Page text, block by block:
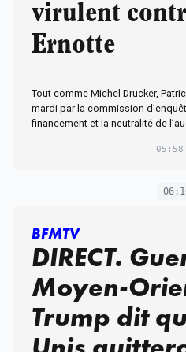
virulent
Ernotte
Tout comme Michel Drucker,
mardi par la commission
financement et la neutralité de
05:58
BFMTV
DIRECT.
Moyen-
Trump dit